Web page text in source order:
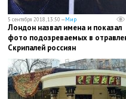
5 сентября 2018, 13:50 —Мир
Лондон назвал имена и показал
фото подозреваемых в
Скрипалей россиян